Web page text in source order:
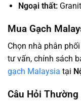
Ngoại thất:
Mua Gạch
Chọn nhà phân
tư vấn, chính sách
gạch Malaysia tại
Câu Hỏi Thường